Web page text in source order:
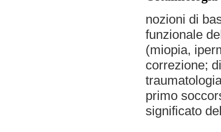
nozioni di
funzionale
(miopia,
correzione;
primo
significato